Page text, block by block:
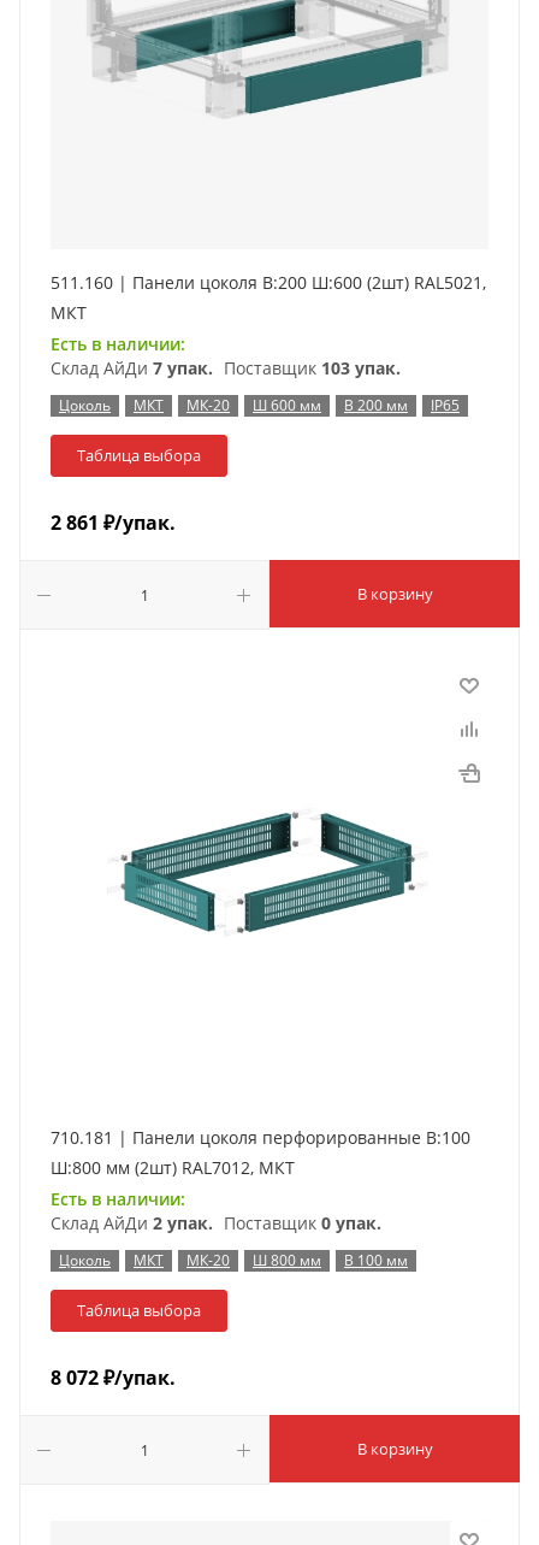
511.160 | Панели цоколя В:200 Ш:600 (2шт) RAL5021,
МКТ
Есть в наличии:
Склад АйДи 7 упак. Поставщик 103 упак.
Цоколь МКТ МК-20 Ш 600 мм В 200 мм IP65
Таблица выбора
2 861 ₽/упак.
В корзину
710.181 | Панели цоколя перфорированные В:100
Ш:800 мм (2шт) RAL7012, МКТ
Есть в наличии:
Склад АйДи 2 упак. Поставщик 0 упак.
Цоколь МКТ МК-20 Ш 800 мм В 100 мм
Таблица выбора
8 072₽/упак.
В корзину